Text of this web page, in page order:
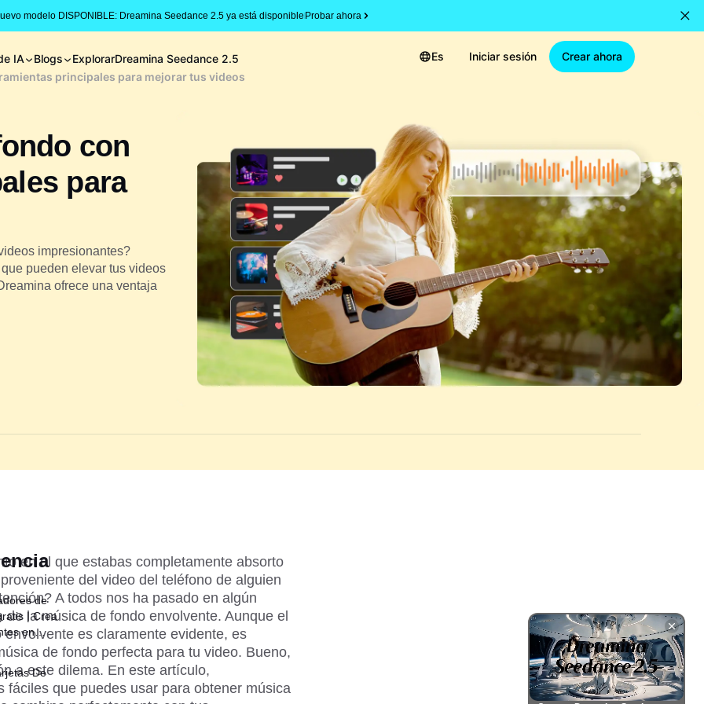
modelo DISPONIBLE: Dreamina Seedance 2.5 ya está disponible Probar ahora
IA Blogs ExplorarDreamina Seedance 2.5 Es Iniciar sesión
Crear ahora
principales para mejorar tus videos
con
para
impresionantes?
pueden elevar tus videos
ofrece una ventaja
en el que estabas completamente absorto
del video del teléfono de alguien
A todos nos ha pasado en algún
de la música de fondo envolvente. Aunque el
envolvente es claramente evidente, es
de fondo perfecta para tu video. Bueno,
a este dilema. En este artículo,
fáciles que puedes usar para obtener música
de
| Crea
en
De